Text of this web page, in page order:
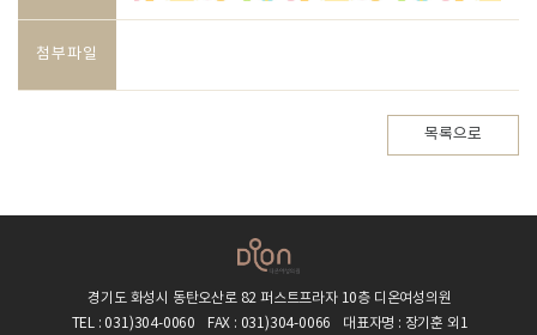
첨부파일
목록으로
경기도 화성시 동탄오산로 82 퍼스트프라자 10층 디온여성의원
TEL : 031)304-0060
FAX : 031)304-0066 대표자명 : 장기훈 외1